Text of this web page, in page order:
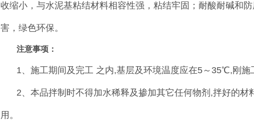
收缩小，与水泥基粘结材料相容性强，粘结牢固；耐酸耐碱和
害，绿色环保。
注意事项：
1、施工期间及完工 之内,基层及环境温度应在5～35℃,刚施
2、本品拌制时不得加水稀释及掺加其它任何物剂,拌好的
用。